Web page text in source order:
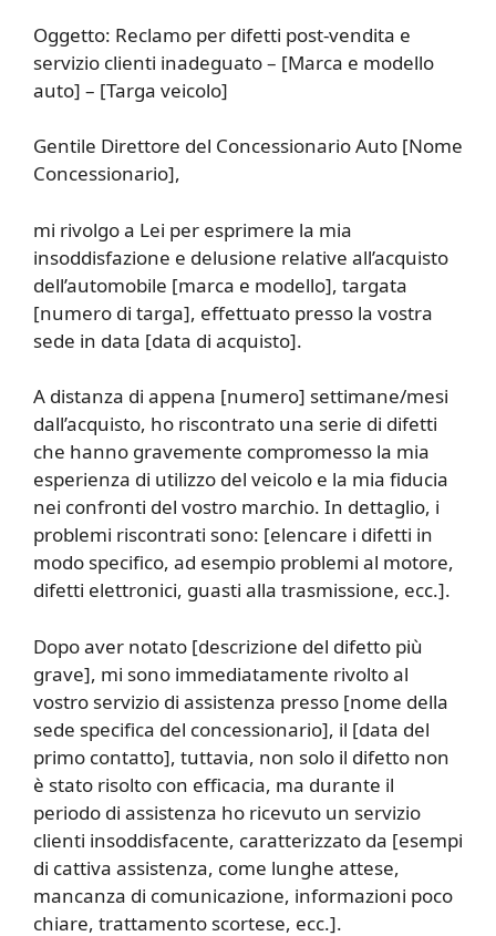
Oggetto: Reclamo per difetti post-vendita e
servizio clienti inadeguato – [Marca e modello
auto] – [Targa veicolo]
Gentile Direttore del Concessionario Auto [Nome
Concessionario],
mi rivolgo a Lei per esprimere la mia
insoddisfazione e delusione relative all’acquisto
dell’automobile [marca e modello], targata
[numero di targa], effettuato presso la vostra
sede in data [data di acquisto].
A distanza di appena [numero] settimane/mesi
dall’acquisto, ho riscontrato una serie di difetti
che hanno gravemente compromesso la mia
esperienza di utilizzo del veicolo e la mia fiducia
nei confronti del vostro marchio. In dettaglio, i
problemi riscontrati sono: [elencare i difetti in
modo specifico, ad esempio problemi al motore,
difetti elettronici, guasti alla trasmissione, ecc.].
Dopo aver notato [descrizione del difetto più
grave], mi sono immediatamente rivolto al
vostro servizio di assistenza presso [nome della
sede specifica del concessionario], il [data del
primo contatto], tuttavia, non solo il difetto non
è stato risolto con efficacia, ma durante il
periodo di assistenza ho ricevuto un servizio
clienti insoddisfacente, caratterizzato da [esempi
di cattiva assistenza, come lunghe attese,
mancanza di comunicazione, informazioni poco
chiare, trattamento scortese, ecc.].